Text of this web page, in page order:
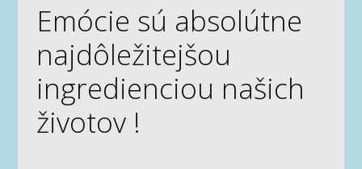
Emócie sú absolútne
najdôležitejšou
ingredienciou našich
životov !